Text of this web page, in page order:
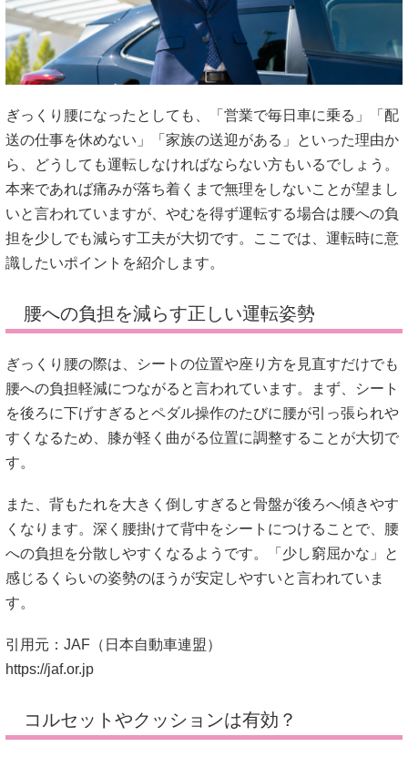
ぎっくり腰になったとしても、「営業で毎日車に乗る」「配
送の仕事を休めない」「家族の送迎がある」といった理由か
ら、どうしても運転しなければならない方もいるでしょう。
本来であれば痛みが落ち着くまで無理をしないことが望まし
いと言われていますが、やむを得ず運転する場合は腰への負
担を少しでも減らす工夫が大切です。ここでは、運転時に意
識したいポイントを紹介します。
腰への負担を減らす正しい運転姿勢
ぎっくり腰の際は、シートの位置や座り方を見直すだけでも
腰への負担軽減につながると言われています。まず、シート
を後ろに下げすぎるとペダル操作のたびに腰が引っ張られや
すくなるため、膝が軽く曲がる位置に調整することが大切で
す。
また、背もたれを大きく倒しすぎると骨盤が後ろへ傾きやす
くなります。深く腰掛けて背中をシートにつけることで、腰
への負担を分散しやすくなるようです。「少し窮屈かな」と
感じるくらいの姿勢のほうが安定しやすいと言われていま
す。
引用元：JAF（日本自動車連盟）
https://jaf.or.jp
コルセットやクッションは有効？